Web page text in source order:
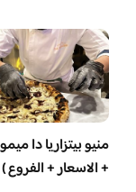
منيو بيتزاريا دا
+ الاسعار + الفروع )